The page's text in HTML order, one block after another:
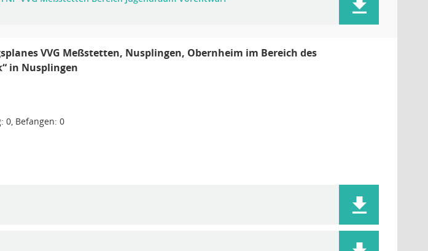
VVG Meßstetten, Nusplingen, Obernheim im Bereich des
in Nusplingen
0, Befangen: 0